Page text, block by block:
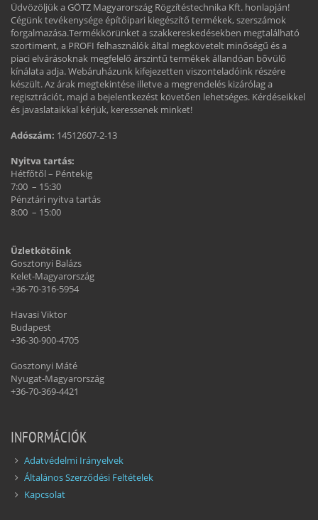
Üdvözöljük a GÖTZ Magyarország Rögzítéstechnika Kft. honlapján!
Cégünk tevékenysége építőipari kiegészítő termékek, szerszámok
forgalmazása.Termékkörünket a szakkereskedésekben megtalálható
szortiment, a PROFI felhasználók által megkövetelt minőségű és a
piaci elvárásoknak megfelelő árszintű termékek állandóan bővülő
kínálata adja. Webáruházunk kifejezetten viszonteladóink részére
készült. Az árak megtekintése illetve a megrendelés kizárólag a
regisztrációt, majd a bejelentkezést követően lehetséges. Kérdéseikkel
és javaslataikkal kérjük, keressenek minket!
Adószám: 14512607-2-13
Nyitva tartás:
Hétfőtől – Péntekig
7:00 – 15:30
Pénztári nyitva tartás
8:00 – 15:00
Üzletkötőink
Gosztonyi Balázs
Kelet-Magyarország
+36-70-316-5954
Havasi Viktor
Budapest
+36-30-900-4705
Gosztonyi Máté
Nyugat-Magyarország
+36-70-369-4421
INFORMÁCIÓK
Adatvédelmi Irányelvek
Általános Szerződési Feltételek
Kapcsolat